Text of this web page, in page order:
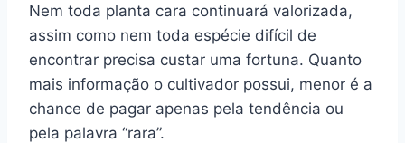
Nem toda planta cara continuará valorizada,
assim como nem toda espécie difícil de
encontrar precisa custar uma fortuna. Quanto
mais informação o cultivador possui, menor é a
chance de pagar apenas pela tendência ou
pela palavra “rara”.